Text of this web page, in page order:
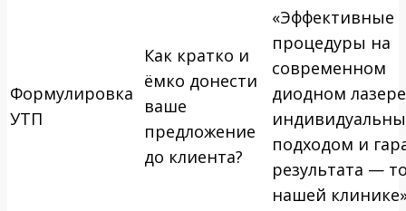
Формулировка
УТП
Как кратко и
ёмко донести
ваше
предложение
до клиента?
«Эффективные
процедуры на
современном
диодном
подходом и
результата —
нашей